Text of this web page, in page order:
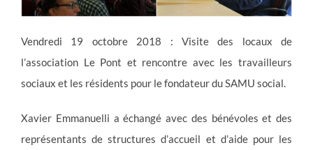
Vendredi 19 octobre 2018 : Visite des locaux de
l’association Le Pont et rencontre avec les travailleurs
sociaux et les résidents pour le fondateur du SAMU social.
Xavier Emmanuelli a échangé avec des bénévoles et des
représentants de structures d’accueil et d’aide pour les